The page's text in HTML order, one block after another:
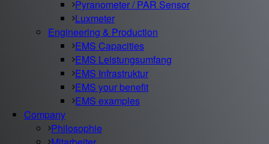
Pyranometer / PAR Sensor
Luxmeter
Engineering & Production
EMS Capacities
EMS Leistungsumfang
EMS Infrastruktur
EMS your benefit
EMS examples
Company
Philosophie